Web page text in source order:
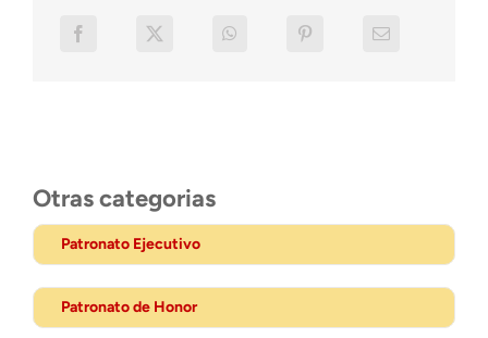
Otras categorias
Patronato Ejecutivo
Patronato de Honor